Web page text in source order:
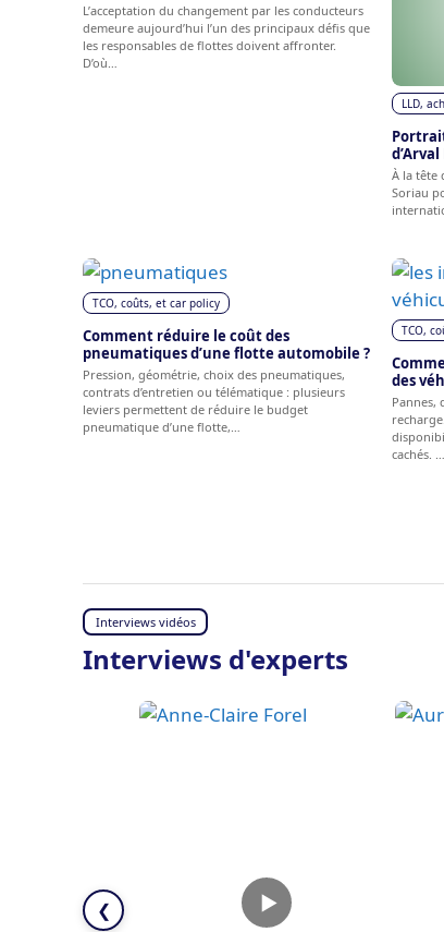
L’acceptation du changement par les conducteurs
demeure aujourd’hui l’un des principaux défis que
les responsables de flottes doivent affronter.
D’où…
LLD,
À la tête
Soriau
TCO, coûts, et car policy
Comment réduire le coût des
pneumatiques d’une flotte automobile ?
Pression, géométrie, choix des pneumatiques,
contrats d’entretien ou télématique : plusieurs
leviers permettent de réduire le budget
pneumatique d’une flotte,…
TCO,
des
Pannes,
cachés. …
Interviews vidéos
Interviews d'experts
❮